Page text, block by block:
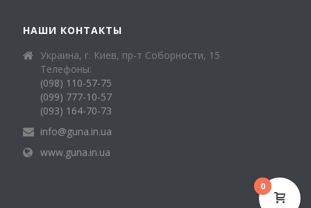
НАШИ КОНТАКТЫ
Украина, г. Киев, пр-т Соборности, 15
Телефоны:
(098) 110-57-75
(099) 777-10-57
(093) 164-70-73
info@guna.in.ua
www.guna.in.ua
0